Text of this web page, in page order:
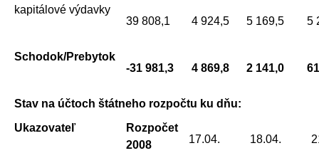
kapitálové výdavky
39 808,1
4 924,5 5 169,5 5
Schodok/Prebytok
-31 981,3
4 869,8 2 141,0
Stav na účtoch štátneho rozpočtu ku dňu:
Ukazovateľ
Rozpočet
2008
17.04. 18.04.